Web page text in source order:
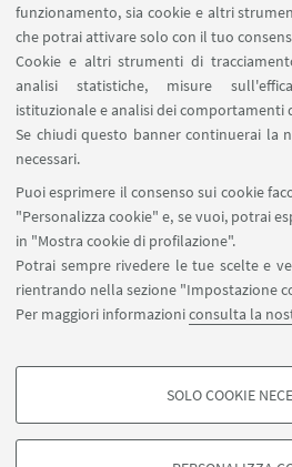
funzionamento, sia cookie e altri
che potrai attivare solo con il tuo
Cookie e altri strumenti di
analisi statistiche, misure
istituzionale e analisi dei comportamenti
Se chiudi questo banner continuerai la
necessari.
Puoi esprimere il consenso sui cookie
"Personalizza cookie" e, se vuoi, potrai
in "Mostra cookie di profilazione".
Potrai sempre rivedere le tue scelte e
rientrando nella sezione "Impostazione
Per maggiori informazioniconsulta la
COOKIE DI PROFILAZIONE -
SOLO COOKIE
Prenotazione strumenti del
SEGUI IL
SEGUI UNIBO
APP:
©Copyright 2026 - ALMA MATER